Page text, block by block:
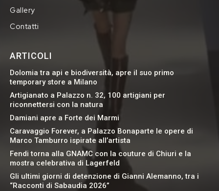
Gallery
Contatti
ARTICOLI
Dolomia tra api e biodiversità, apre il suo primo
temporary store a Milano
Artigianato a Palazzo n. 32, 100 artigiani per
riconnettersi con la natura
Damiani apre a Forte dei Marmi
Caravaggio Forever, a Palazzo Bonaparte le opere di
Marco Tamburro ispirate all’artista
Fendi torna alla GNAMC con la couture di Chiuri e la
mostra celebrativa di Lagerfeld
Gli ultimi giorni di detenzione di Gianni Alemanno, tra i
“Racconti di Sabaudia 2026”